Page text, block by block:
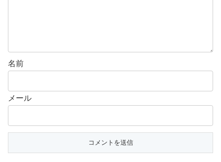
名前
メール